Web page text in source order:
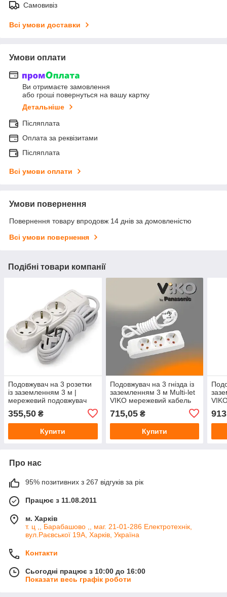
Самовивіз
Всі умови доставки
Умови оплати
Ви отримаєте замовлення
або гроші повернуться на вашу картку
Детальніше
Післяплата
Оплата за реквізитами
Післяплата
Всі умови оплати
Умови повернення
Повернення товару впродовж 14 днів за домовленістю
Всі умови повернення
Подібні товари компанії
Подовжувач на 3 розетки
із заземленням 3 м |
мережевий подовжувач
355,50 ₴
Купити
Подовжувач на 3 гнізда із
заземленням 3 м Multi-let
VIKO мережевий кабель
715,05₴
Купити
Про нас
95% позитивних з 267 відгуків за рік
Працює з 11.08.2011
м. Харків
т. ц ,, Барабашово ,, маг. 21-01-286 Електротехнік,
вул.Раєвської 19А, Харків, Україна
Контакти
Сьогодні працює з 10:00 до 16:00
Показати весь графік роботи